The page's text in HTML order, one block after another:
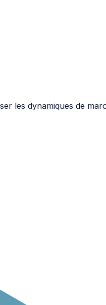
les dynamiques de